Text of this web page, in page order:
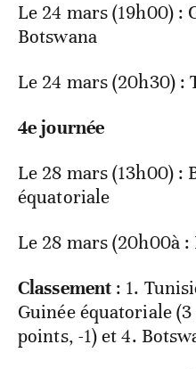
Le 24 mars (19h00) :
Botswana
Le 24 mars (20h30) :
4e journée
Le 28 mars (13h00) :
équatoriale
Le 28 mars (20h00à
Classement : 1.
Guinée équatoriale
points, -1) et 4.